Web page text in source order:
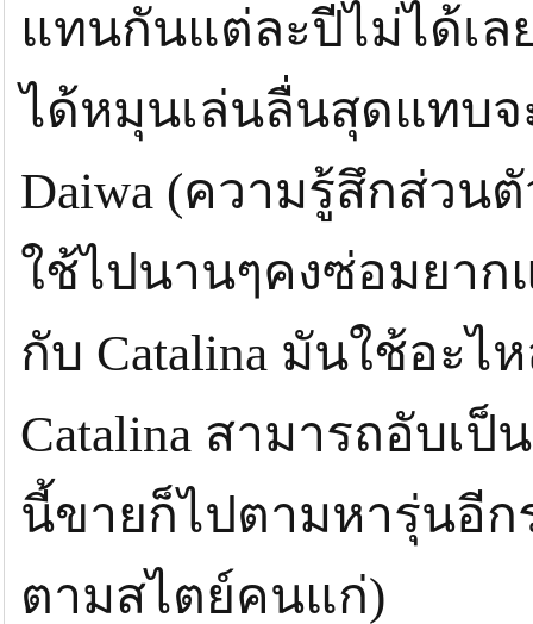
แทนกันแต่ละปีไม่ได้เล
ได้หมุนเล่นลื่นสุดแทบ
Daiwa (ความรู้สึกส่วน
ใช้ไปนานๆคงซ่อมยาก
กับ Catalina มันใช้อะ
Catalina สามารถอับเป็
นี้ขายก็ไปตามหารุ่นอี
ตามสไตย์คนแก่)